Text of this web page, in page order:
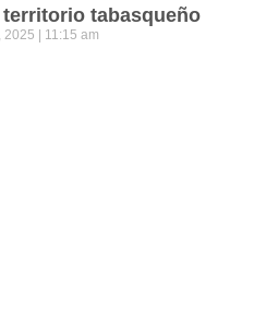
tabasqueño
2025 11:15 am